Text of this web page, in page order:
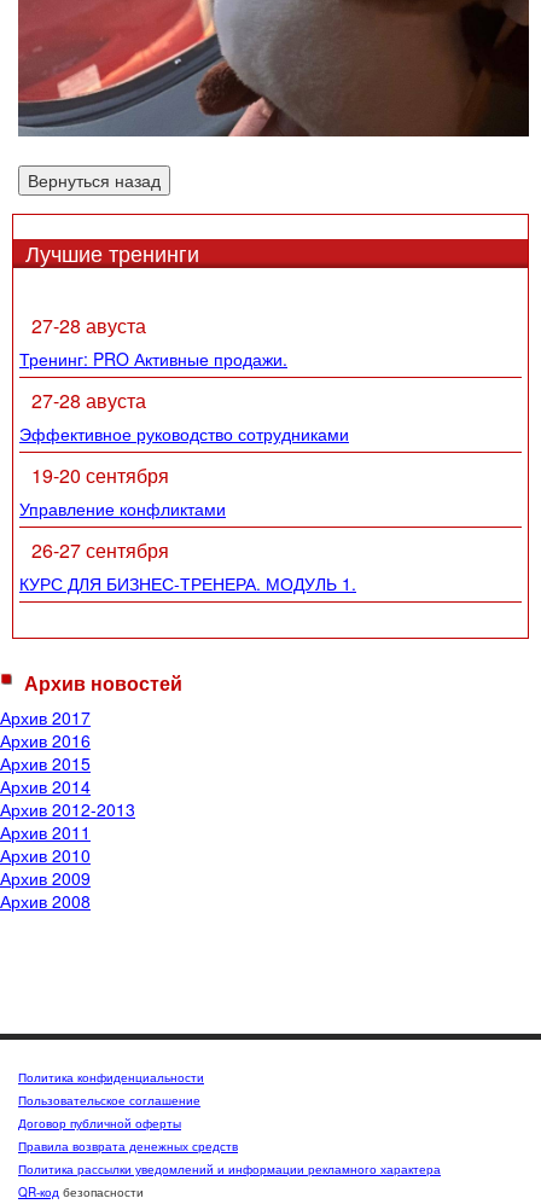
Лучшие тренинги
27-28 авуста
Тренинг: PRO Активные продажи.
27-28 авуста
Эффективное руководство сотрудниками
19-20 сентября
Управление конфликтами
26-27 сентября
КУРС ДЛЯ БИЗНЕС-ТРЕНЕРА. МОДУЛЬ 1.
Архив новостей
Архив 2017
Архив 2016
Архив 2015
Архив 2014
Архив 2012-2013
Архив 2011
Архив 2010
Архив 2009
Архив 2008
Политика конфиденциальности
Пользовательское соглашение
Договор публичной оферты
Правила возврата денежных средств
Политика рассылки уведомлений и информации рекламного характера
QR-код безопасности